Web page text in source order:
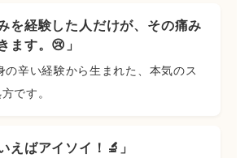
を経験した人だけが、その痛み
ます。😢」
辛い経験から生まれた、本気のス
です。
えばアイソイ！🔬」